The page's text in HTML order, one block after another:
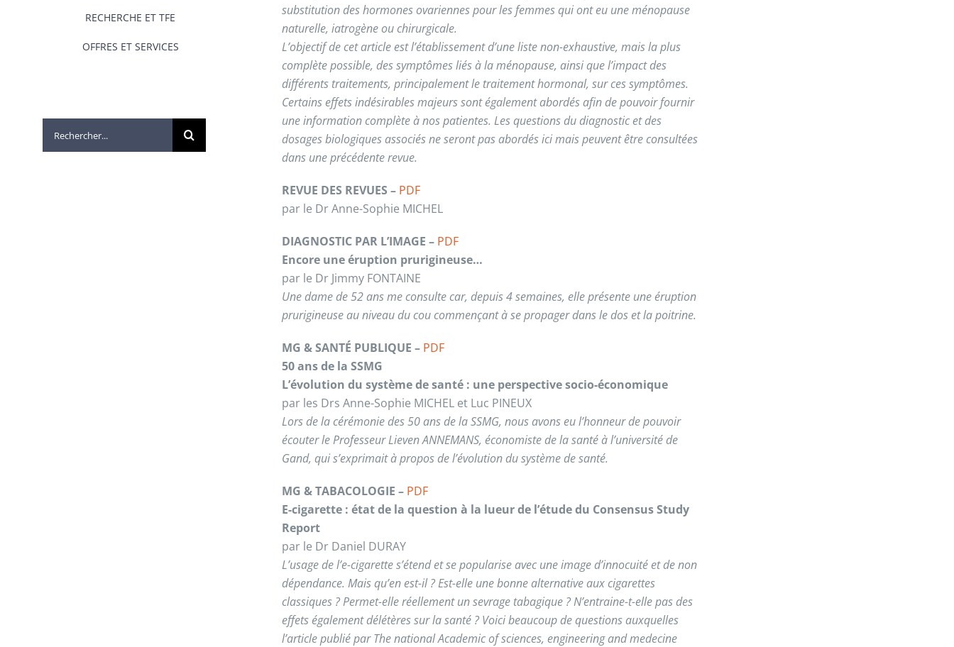
RECHERCHE ET TFE
OFFRES ET SERVICES
substitution des hormones ovariennes pour les femmes qui ont eu une ménopause
naturelle, iatrogène ou chirurgicale.
L’objectif de cet article est l’établissement d’une liste non-exhaustive, mais la plus
complète possible, des symptômes liés à la ménopause, ainsi que l’impact des
différents traitements, principalement le traitement hormonal, sur ces symptômes.
Certains effets indésirables majeurs sont également abordés afin de pouvoir fournir
une information complète à nos patientes. Les questions du diagnostic et des
dosages biologiques associés ne seront pas abordés ici mais peuvent être consultées
dans une précédente revue.
REVUE DES REVUES – PDF
par le Dr Anne-Sophie MICHEL
DIAGNOSTIC PAR L’IMAGE – PDF
Encore une éruption prurigineuse…
par le Dr Jimmy FONTAINE
Une dame de 52 ans me consulte car, depuis 4 semaines, elle présente une éruption
prurigineuse au niveau du cou commençant à se propager dans le dos et la poitrine.
MG & SANTÉ PUBLIQUE – PDF
50 ans de la SSMG
L’évolution du système de santé : une perspective socio-économique
par les Drs Anne-Sophie MICHEL et Luc PINEUX
Lors de la cérémonie des 50 ans de la SSMG, nous avons eu l’honneur de pouvoir
écouter le Professeur Lieven ANNEMANS, économiste de la santé à l’université de
Gand, qui s’exprimait à propos de l’évolution du système de santé.
MG & TABACOLOGIE – PDF
E-cigarette : état de la question à la lueur de l’étude du Consensus Study
Report
par le Dr Daniel DURAY
L’usage de l’e-cigarette s’étend et se popularise avec une image d’innocuité et de non
dépendance. Mais qu’en est-il ? Est-elle une bonne alternative aux cigarettes
classiques ? Permet-elle réellement un sevrage tabagique ? N’entraine-t-elle pas des
effets également délétères sur la santé ? Voici beaucoup de questions auxquelles
l’article publié par The national Academic of sciences, engineering and medecine